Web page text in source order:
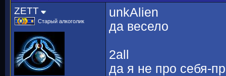
ZETT
Старый алкоголик
unkAlien
да весело
2all
да я не про себя-